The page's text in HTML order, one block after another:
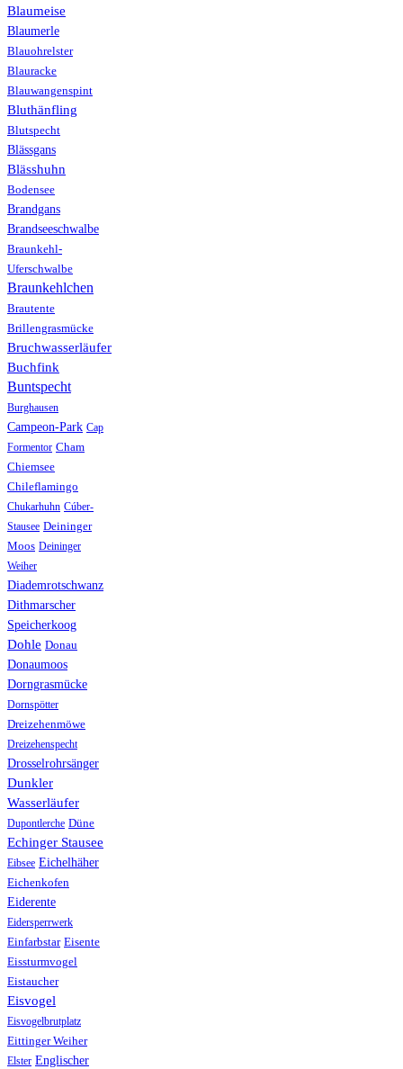
Blaumeise
Blaumerle
Blauohrelster
Blauracke
Blauwangenspint
Bluthänfling
Blutspecht
Blässgans
Blässhuhn
Bodensee
Brandgans
Brandseeschwalbe
Braunkehl-
Uferschwalbe
Braunkehlchen
Brautente
Brillengrasmücke
Bruchwasserläufer
Buchfink
Buntspecht
Burghausen
Campeon-Park Cap
Formentor Cham
Chiemsee
Chileflamingo
Chukarhuhn Cúber-
Stausee Deininger
Moos Deininger
Weiher
Diademrotschwanz
Dithmarscher
Speicherkoog
Dohle Donau
Donaumoos
Dorngrasmücke
Dornspötter
Dreizehenmöwe
Dreizehenspecht
Drosselrohrsänger
Dunkler
Wasserläufer
Dupontlerche Düne
Echinger Stausee
Eibsee Eichelhäher
Eichenkofen
Eiderente
Eidersperrwerk
Einfarbstar Eisente
Eissturmvogel
Eistaucher
Eisvogel
Eisvogelbrutplatz
Eittinger Weiher
Elster Englischer